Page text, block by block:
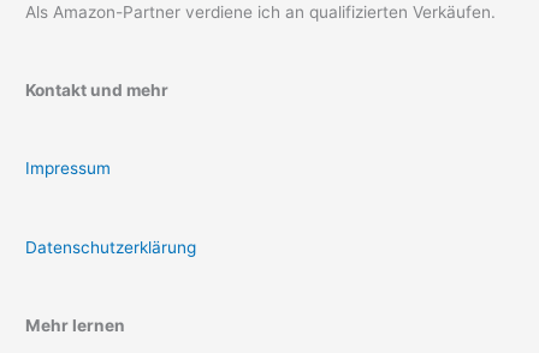
Als Amazon-Partner verdiene ich an qualifizierten Verkäufen.
Kontakt und mehr
Impressum
Datenschutzerklärung
Mehr lernen